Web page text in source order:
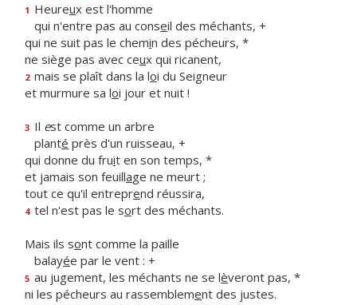
1 Heureux est l'homme
qui n'entre pas au conseil des méchants, +
qui ne suit pas le chemin des pécheurs, *
ne siège pas avec ceux qui ricanent,
2 mais se plaît dans la loi du Seigneur
et murmure sa loi jour et nuit !
3 Il est comme un arbre
planté près d'un ruisseau, +
qui donne du fruit en son temps, *
et jamais son feuillage ne meurt ;
tout ce qu'il entreprend réussira,
4 tel n'est pas le sort des méchants.
Mais ils sont comme la paille
balayée par le vent : +
5 au jugement, les méchants ne se lèveront pas, *
ni les pécheurs au rassemblement des justes.